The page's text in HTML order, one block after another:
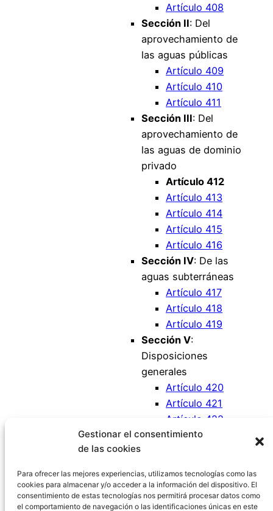
Gestionar el consentimiento
de las cookies
Para ofrecer las mejores experiencias, utilizamos tecnologías como las
cookies para almacenar y/o acceder a la información del dispositivo. El
consentimiento de estas tecnologías nos permitirá procesar datos como
el comportamiento de navegación o las identificaciones únicas en este
Artículo 408
Sección II: Del
aprovechamiento de
las aguas públicas
Artículo 409
Artículo 410
Artículo 411
Sección III: Del
aprovechamiento de
las aguas de dominio
privado
Artículo 412
Artículo 413
Artículo 414
Artículo 415
Artículo 416
Sección IV: De las
aguas subterráneas
Artículo 417
Artículo 418
Artículo 419
Sección V:
Disposiciones
generales
Artículo 420
Artículo 421
Artículo 422
Artículo 423